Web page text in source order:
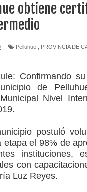
PRODESAL de la provincia
educativa con
cárcel de Talca
obtiene
Pelluhue PROVINCIA DE
Confirmando
de
Nivel
postuló
el 98% de
instituciones,
con
Luz Reyes.